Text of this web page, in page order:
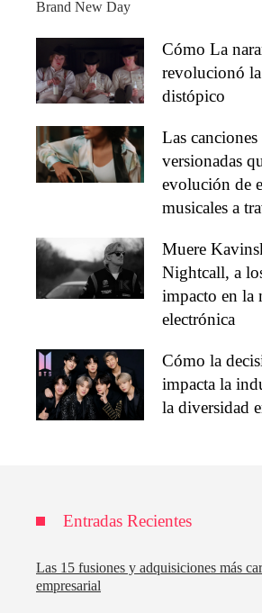
Cómo La
revolucionó
distópico
Las canciones
versionadas
evolución de
musicales a
Muere
Nightcall, a
impacto en la
electrónica
Cómo la
impacta la
la diversidad
Entradas Recientes
Las 15 fusiones y adquisiciones más
empresarial